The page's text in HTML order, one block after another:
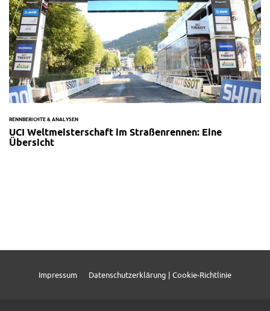
RENNBERICHTE & ANALYSEN
UCI Weltmeisterschaft im Straßenrennen: Eine
Übersicht
Impressum Datenschutzerklärung | Cookie-Richtlinie